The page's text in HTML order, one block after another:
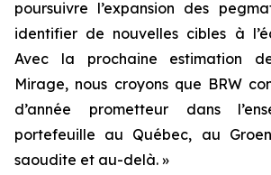
poursuivre l’expansion des
identifier de nouvelles cibles à
Avec la prochaine estimation
Mirage, nous croyons que BRW
d’année prometteur dans
portefeuille au Québec, au
saoudite et au-delà. »